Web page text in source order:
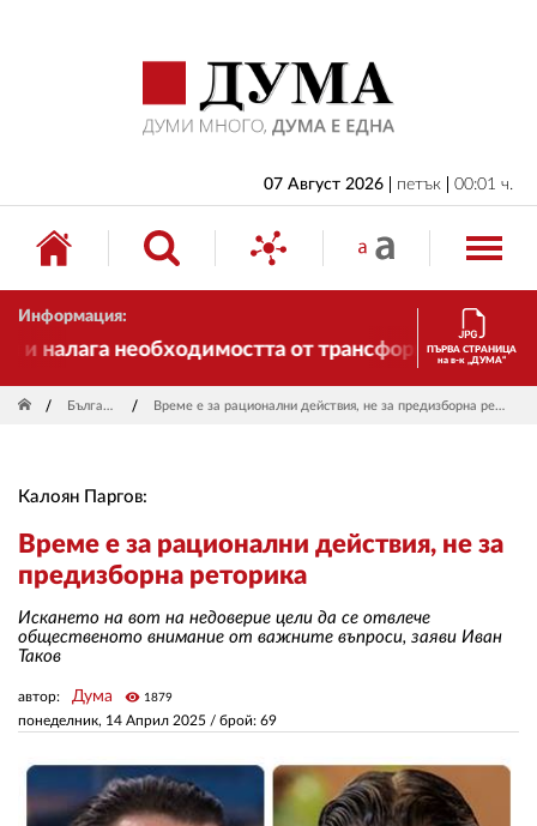
07 Август 2026 петък 00:01 ч.
Информация:
необходимостта от трансформации. ИПЪРВА СТРАНИЦА
на в-к „ДУМА“
България Време е за рационални действия, не за предизборна реторика
Калоян Паргов:
Време е за рационални действия, не за
предизборна реторика
Искането на вот на недоверие цели да се отвлече
общественото внимание от важните въпроси, заяви Иван
Таков
понеделник, 14 Април 2025 / брой: 69
автор: Дума visibility 1879
БЪЛГАРИЯ
ИКОНОМИКА
ИЗБОРИ
СВЯТ
АВТОРИ
РЕКЛАМА